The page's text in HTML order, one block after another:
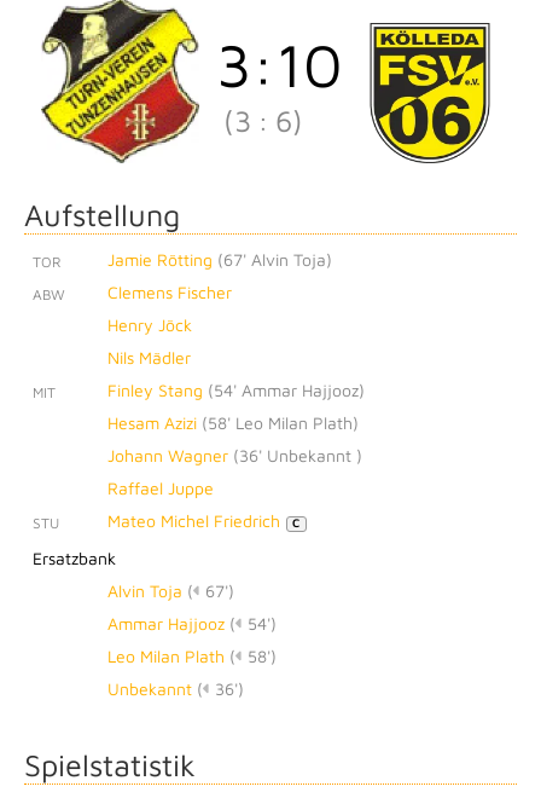
3: 10
(3 : 6)
Aufstellung
TOR Jamie Rötting (67' Alvin Toja)
ABW
Clemens Fischer
Henry Jöck
Nils Mädler
MIT Finley Stang (54' Ammar Hajjooz)
Hesam Azizi (58' Leo Milan Plath)
Johann Wagner (36' Unbekannt )
Raffael Juppe
STU Mateo Michel Friedrich C
Ersatzbank
Alvin Toja (
67')
Ammar Hajjooz (
54')
Leo Milan Plath (
58')
Unbekannt ( 36')
Spielstatistik